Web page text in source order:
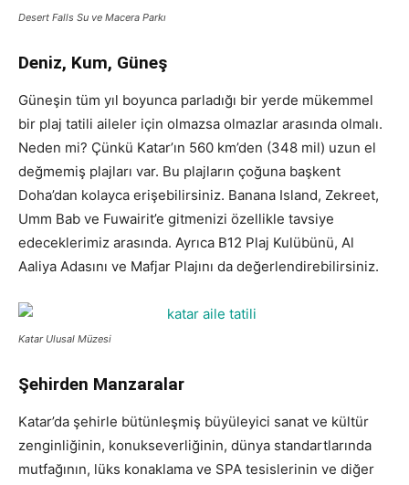
Desert Falls Su ve Macera Parkı
Deniz, Kum, Güneş
Güneşin tüm yıl boyunca parladığı bir yerde mükemmel
bir plaj tatili aileler için olmazsa olmazlar arasında olmalı.
Neden mi? Çünkü Katar’ın 560 km’den (348 mil) uzun el
değmemiş plajları var. Bu plajların çoğuna başkent
Doha’dan kolayca erişebilirsiniz. Banana Island, Zekreet,
Umm Bab ve Fuwairit’e gitmenizi özellikle tavsiye
edeceklerimiz arasında. Ayrıca B12 Plaj Kulübünü, Al
Aaliya Adasını ve Mafjar Plajını da değerlendirebilirsiniz.
Katar Ulusal Müzesi
Şehirden Manzaralar
Katar’da şehirle bütünleşmiş büyüleyici sanat ve kültür
zenginliğinin, konukseverliğinin, dünya standartlarında
mutfağının, lüks konaklama ve SPA tesislerinin ve diğer